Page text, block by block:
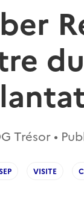
Trésor •
VISITE